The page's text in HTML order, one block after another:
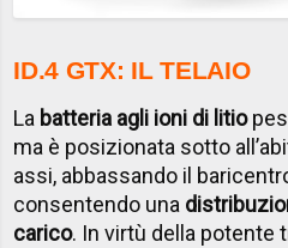
ID.4 GTX: IL TELAIO
La batteria agli ioni di litio
ma è posizionata sotto
assi, abbassando il
consentendo una
carico. In virtù della potente